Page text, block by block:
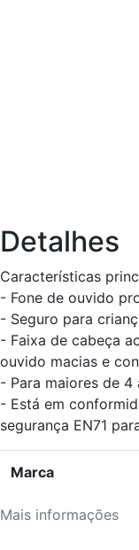
Detalhes
Características
- Fone de ouvido
- Seguro para
- Faixa de cabeça
ouvido macias e
- Para maiores de 4
- Está em
segurança EN71
Mais informações
Marca